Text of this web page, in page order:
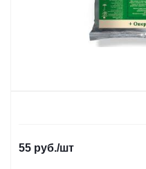
55 руб./шт